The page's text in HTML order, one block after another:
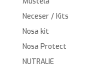
Neceser / Kits
Nosa kit
Nosa Protect
NUTRALIE